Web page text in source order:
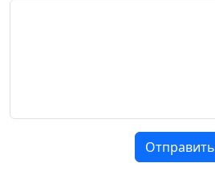
Отправить